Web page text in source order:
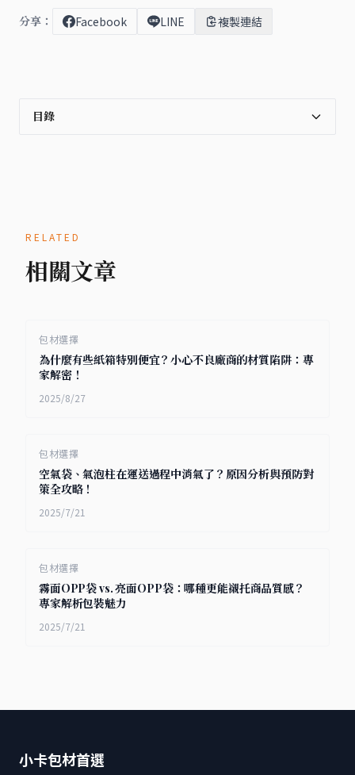
分享： Facebook LINE 複製連結
目錄
RELATED
相關文章
包材選擇
為什麼有些紙箱特別便宜？小心不良廠商的材質陷阱：專
家解密！
2025/8/27
包材選擇
空氣袋、氣泡柱在運送過程中消氣了？原因分析與預防對
策全攻略！
2025/7/21
包材選擇
霧面OPP袋 vs. 亮面OPP袋：哪種更能襯托商品質感？
專家解析包裝魅力
2025/7/21
小卡包材首選